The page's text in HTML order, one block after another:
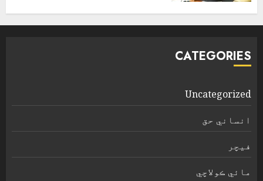
CATEGORIES
Uncategorized
انساني حق
فیچر
مائي ڪولاچي